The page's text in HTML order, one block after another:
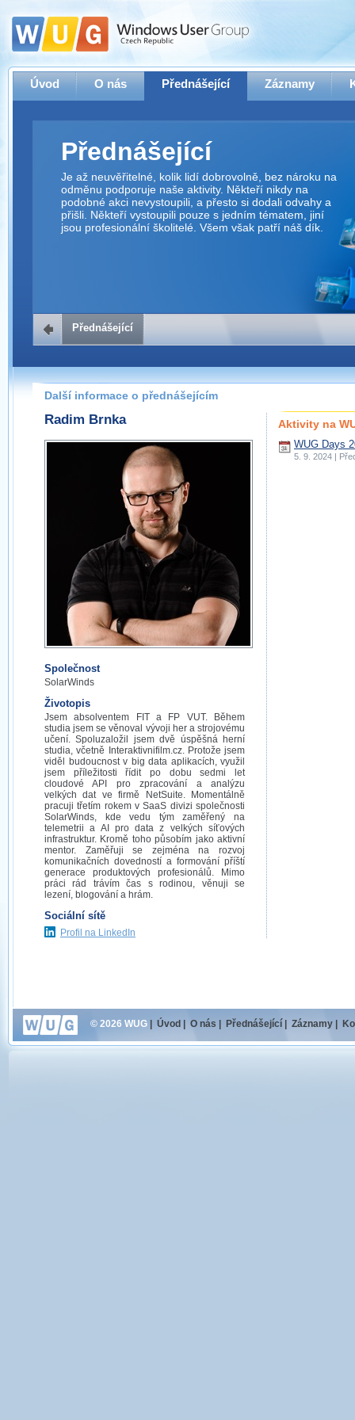
Úvod O nás Přednášející Záznamy
Přednášející
Je až neuvěřitelné, kolik lidí dobrovolně, bez nároku na
odměnu podporuje naše aktivity. Někteří nikdy na
podobné akci nevystoupili, a přesto si dodali odvahy a
přišli. Někteří vystoupili pouze s jedním tématem, jiní
jsou profesionální školitelé. Všem však patří náš dík.
Přednášející
Další informace o přednášejícím
Radim Brnka
Společnost
SolarWinds
Životopis
Jsem absolventem FIT a FP VUT. Během
studia jsem se věnoval vývoji her a strojovému
učení. Spoluzaložil jsem dvě úspěšná herní
studia, včetně Interaktivnifilm.cz. Protože jsem
viděl budoucnost v big data aplikacích, využil
jsem příležitosti řídit po dobu sedmi let
cloudové API pro zpracování a analýzu
velkých dat ve firmě NetSuite. Momentálně
pracuji třetím rokem v SaaS divizi společnosti
SolarWinds, kde vedu tým zaměřený na
telemetrii a AI pro data z velkých síťových
infrastruktur. Kromě toho působím jako aktivní
mentor. Zaměřuji se zejména na rozvoj
komunikačních dovedností a formování příští
generace produktových profesionálů. Mimo
práci rád trávím čas s rodinou, věnuji se
lezení, blogování a hrám.
Sociální sítě
Profil na LinkedIn
Aktivity na
WUG Days
5. 9. 2024 |
© 2026 WUG Úvod O nás Přednášející Záznamy